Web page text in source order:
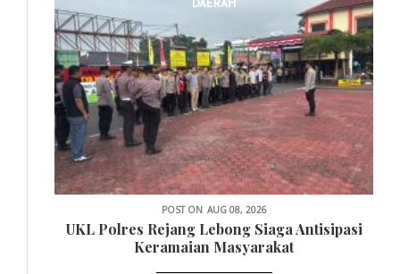
DAERAH
POST ON AUG 08, 2026
UKL Polres Rejang Lebong Siaga Antisipasi
Keramaian Masyarakat